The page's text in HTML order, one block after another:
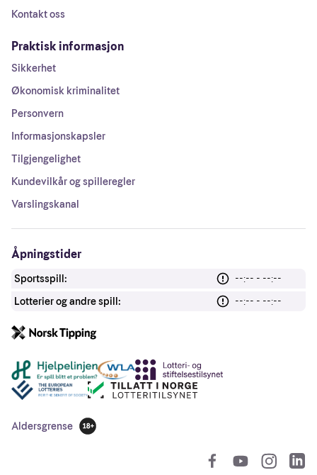
Kontakt oss
Praktisk informasjon
Sikkerhet
Økonomisk kriminalitet
Personvern
Informasjonskapsler
Tilgjengelighet
Kundevilkår og spilleregler
Varslingskanal
Åpningstider
Sportsspill:
--:-- - --:--
Lotterier og andre spill:
--:-- - --:--
Andre lenker
Aldersgrense
18 år